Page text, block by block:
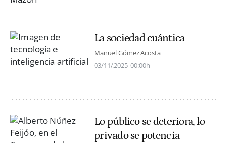
La sociedad cuántica
Manuel Gómez Acosta
03/11/2025 00:00h
Lo público se deteriora, lo
privado se potencia